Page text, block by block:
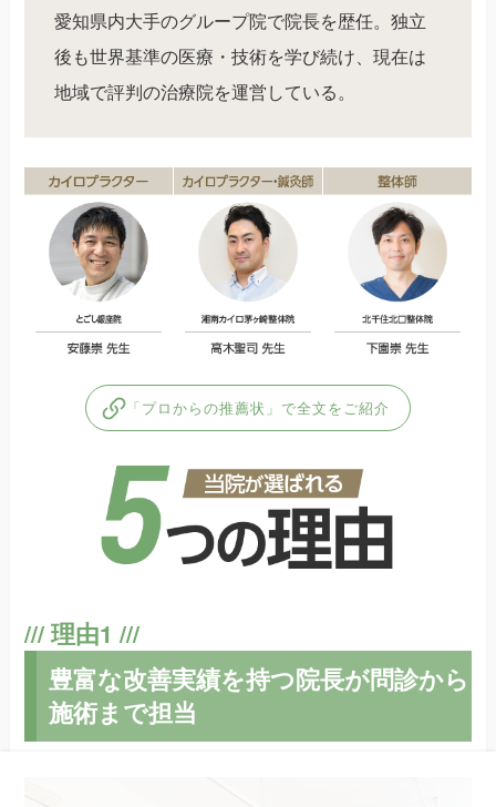
愛知県内大手のグループ院で院長を歴任。独立
後も世界基準の医療・技術を学び続け、現在は
地域で評判の治療院を運営している。
「プロからの推薦状」で全文をご紹介
豊富な改善実績を持つ院長が問診から
施術まで担当